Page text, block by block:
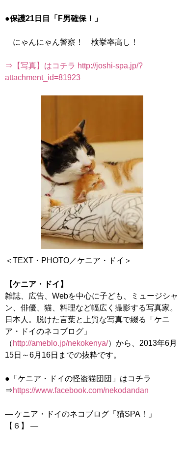
●保護21日目「F男確保！」
にゃんにゃん警察！ 検挙率高し！
⇒【写真】はコチラ http://joshi-spa.jp/?
attachment_id=81923
＜TEXT・PHOTO／ケニア・ドイ＞
【ケニア・ドイ】
雑誌、広告、Webを中心に子ども、ミュージシャ
ン、俳優、猫、料理など幅広く撮影する写真家。
日本人。脱けた言葉と上質な写真で綴る「ケニ
ア・ドイのネコブログ」
（ http://ameblo.jp/nekokenya/）から、2013年6月
15日～6月16日までの抜粋です。
●「ケニア・ドイの怪盗猫団団」はコチラ
⇒https://www.facebook.com/nekodandan
― ケニア・ドイのネコブログ「猫SPA！」
【６】 ―